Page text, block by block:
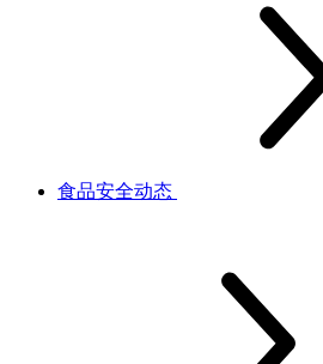
食品安全动态